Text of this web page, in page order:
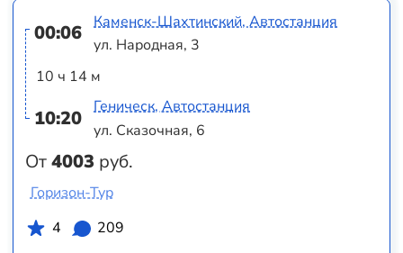
00:06
10 ч 14 м
10:20
От4003 руб.
Каменск-Шахтинский, Автостанция
ул. Народная, 3
Геническ, Автостанция
ул. Сказочная, 6
Горизон-Тур
4
209